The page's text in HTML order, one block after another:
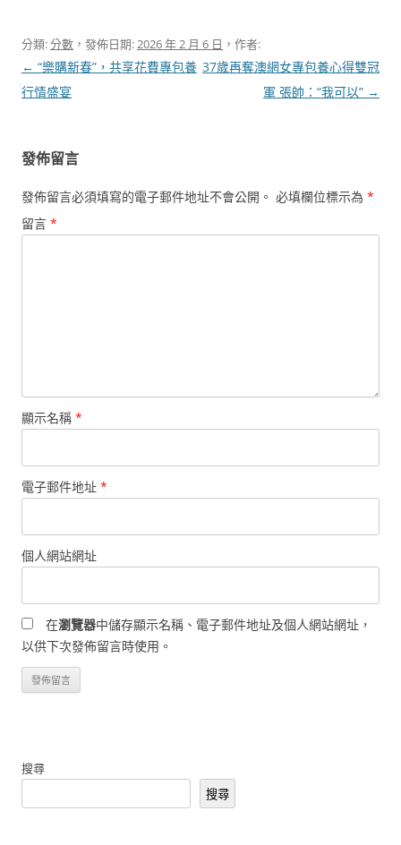
分類:分數 ，發佈日期:2026 年 2 月 6 日 ，作者:
文
章
← “樂購新春”，共享花費專包養
行情盛宴
37歲再奪澳網女專包養心得雙冠
軍 張帥：“我可以” →
發佈留言
發佈留言必須填寫的電子郵件地址不會公開。 必填欄位標示為 *
留言 *
顯示名稱 *
電子郵件地址 *
個人網站網址
在瀏覽器中儲存顯示名稱、電子郵件地址及個人網站網址，
以供下次發佈留言時使用。
搜尋
搜尋